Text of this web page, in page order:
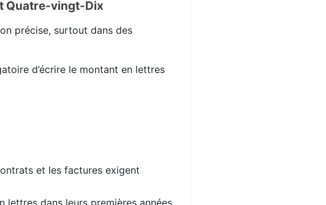
Quatre-vingt-Dix
précise, surtout dans des
d’écrire le montant en lettres
et les factures exigent